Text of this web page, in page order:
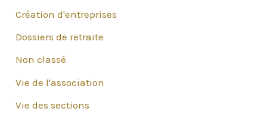
Création d'entreprises
Dossiers de retraite
Non classé
Vie de l'association
Vie des sections